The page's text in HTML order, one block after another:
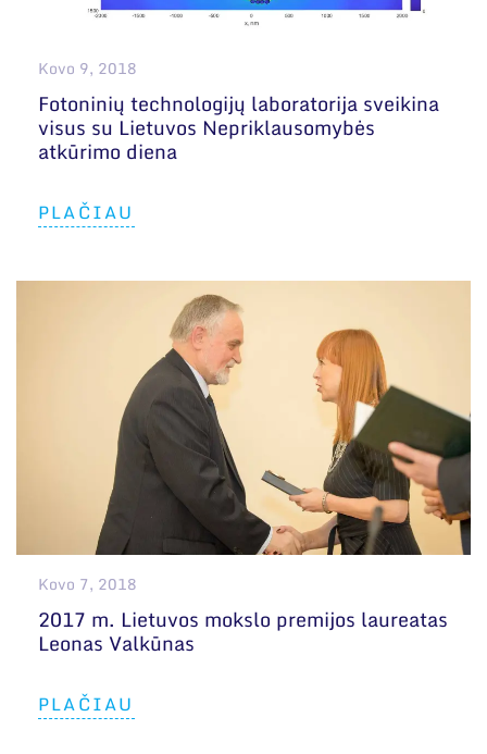
Kovo 9, 2018
Fotoninių technologijų laboratorija sveikina
visus su Lietuvos Nepriklausomybės
atkūrimo diena
PLAČIAU
Kovo 7, 2018
2017 m. Lietuvos mokslo premijos laureatas
Leonas Valkūnas
PLAČIAU